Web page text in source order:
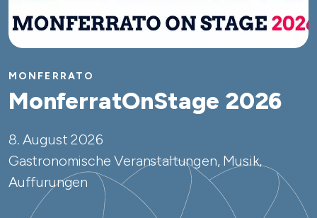
MONFERRATO
MonferratOnStage 2026
8. August 2026
Gastronomische Veranstaltungen, Musik,
Auffurungen